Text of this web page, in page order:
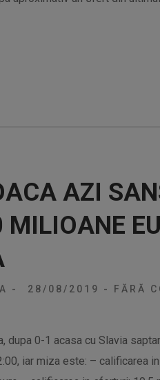
AZI
MILIOANE
- 28/08/2019 - FĂRĂ
dupa 0-1 acasa cu Slavia
iar miza este: – calificarea